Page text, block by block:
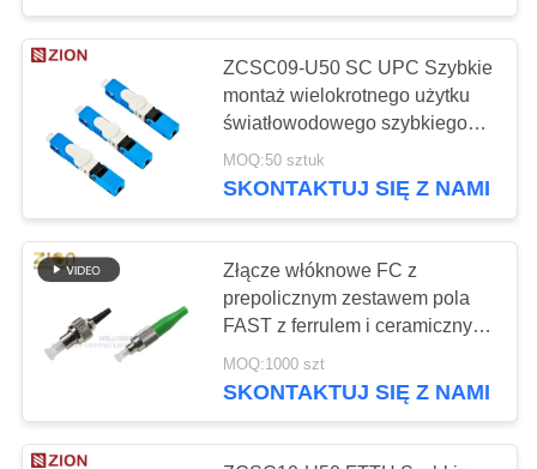
POPROSIĆ
O
WYCENĘ
SITEMAP
PRIVACY
POLICY
ZCSC09-U50 SC UPC Szybkie
montaż wielokrotnego użytku
światłowodowego szybkiego
złącza z wysokim wskaźnikiem
sukcesu instalacji
MOQ:50 sztuk
SKONTAKTUJ SIĘ Z NAMI
Złącze włóknowe FC z
prepolicznym zestawem pola
FAST z ferrulem i ceramicznym
SM UPC do niezawodnych
połączeń światłowodowych
MOQ:1000 szt
SKONTAKTUJ SIĘ Z NAMI